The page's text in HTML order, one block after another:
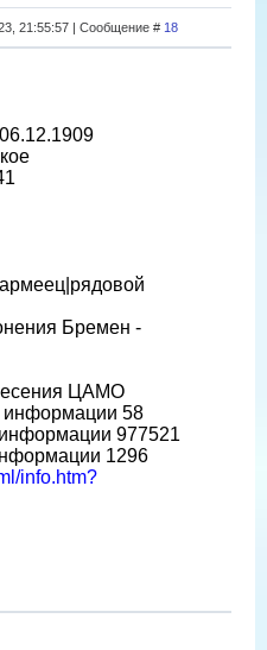
21:55:57 | Сообщение # 18
Бремен -
ЦАМО
информации 58
977521
1296
info.htm?